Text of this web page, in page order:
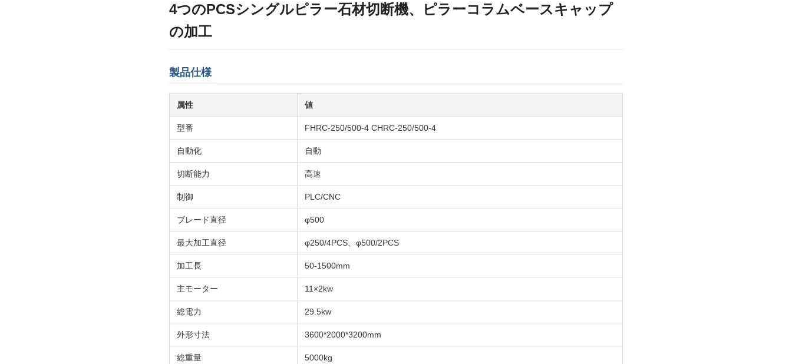
4つのPCSシングルピラー石材切断機、ピラーコラムベースキャップ
の加工
製品仕様
属性 値
型番 FHRC-250/500-4 CHRC-250/500-4
自動化 自動
切断能力 高速
制御 PLC/CNC
ブレード直径 φ500
最大加工直径 φ250/4PCS、φ500/2PCS
加工長 50-1500mm
主モーター 11×2kw
総電力 29.5kw
外形寸法 3600*2000*3200mm
総重量 5000kg